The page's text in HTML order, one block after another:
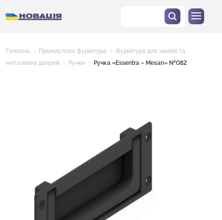
Головна Промислова фурнітура
Фурнітура для замків та
металевих дверей
Ручки Ручка «Essentra – Mesan» №082